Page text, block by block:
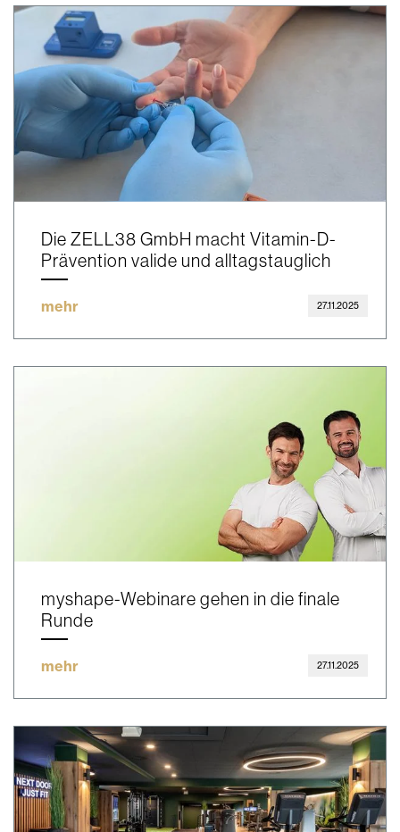
Die ZELL38 GmbH macht Vitamin-D-
Prävention valide und alltagstauglich
mehr 27.11.2025
myshape-Webinare gehen in die finale
Runde
mehr 27.11.2025